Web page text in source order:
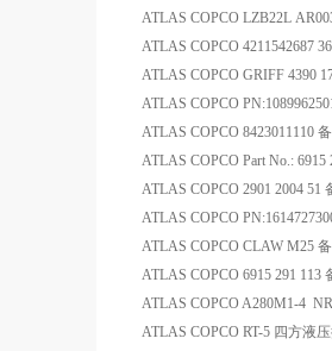
ATLAS COPCO LZB22L
ATLAS COPCO 4211542687
ATLAS COPCO GRIFF 4390
ATLAS COPCO
ATLAS COPCO 8423011110
ATLAS COPCO Part No.:
ATLAS COPCO 2901 2004 51
ATLAS COPCO
ATLAS COPCO CLAW M25
ATLAS COPCO 6915 291 113
ATLAS COPCO A280M1-4
ATLAS COPCO RT-5 四方液